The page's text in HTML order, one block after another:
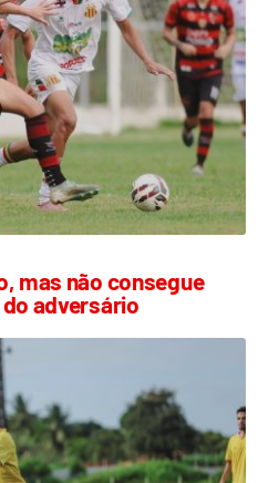
mas não consegue
adversário